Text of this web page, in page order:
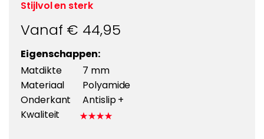
Stijlvol en sterk
Vanaf € 44,95
Eigenschappen:
Matdikte
7 mm
Materiaal
Polyamide
Onderkant
Antislip +
Kwaliteit